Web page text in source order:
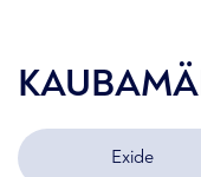
Exide